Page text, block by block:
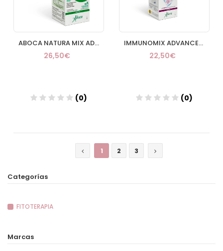
ABOCA NATURA MIX ADVANCED MENTE 50 CAPSULAS
26,50€
(0)
IMMUNOMIX ADVANCED 50 CAPSULAS
22,50€
(0)
1
2 3
Categorías
FITOTERAPIA
Marcas